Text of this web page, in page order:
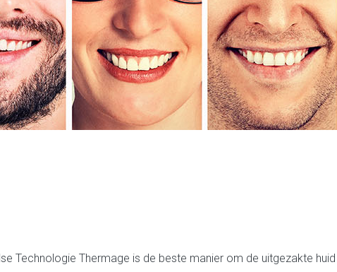
Technologie Thermage is de beste manier om de uitgezakte